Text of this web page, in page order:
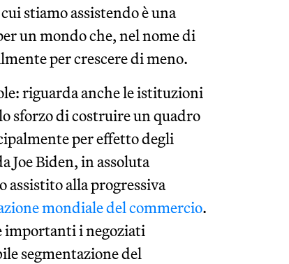
stiamo assistendo è una
un mondo che, nel nome di
per crescere di meno.
riguarda anche le istituzioni
sforzo di costruire un quadro
per effetto degli
Joe Biden, in assoluta
assistito alla progressiva
mondiale del commercio.
importanti i negoziati
segmentazione del